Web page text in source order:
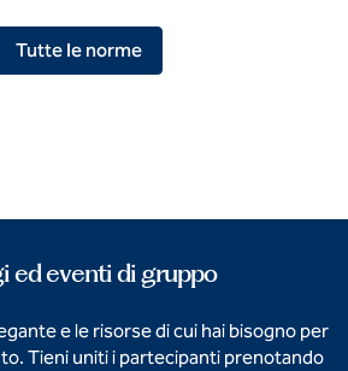
Tutte le norme
ed eventi di gruppo
e le risorse di cui hai bisogno per
Tieni uniti i partecipanti prenotando